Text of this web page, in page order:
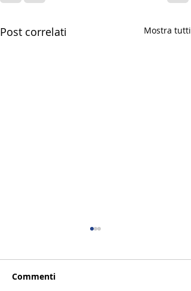
Post correlati Mostra tutti
Commenti